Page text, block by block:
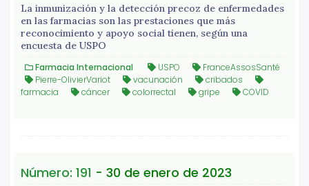
La inmunización y la detección precoz de enfermedades
en las farmacias son las prestaciones que más
reconocimiento y apoyo social tienen, según una
encuesta de USPO
Farmacia Internacional USPO
FranceAssosSanté
Pierre-OlivierVariot
vacunación
cribados
farmacia
cáncer colorrectal gripe COVID
Número: 191 - 30 de enero de 2023